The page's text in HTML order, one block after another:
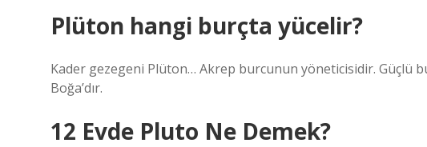
Plüton hangi burçta yücelir?
Kader gezegeni Plüton… Akrep burcunun yöneticisidir. Güçlü
Boğa’dır.
12 Evde Pluto Ne Demek?